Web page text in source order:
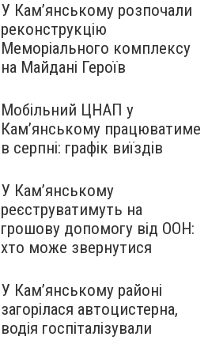
У Кам’янському розпочали
реконструкцію
Меморіального комплексу
на Майдані Героїв
Мобільний ЦНАП у
Кам’янському працюватиме
в серпні: графік виїздів
У Кам’янському
реєструватимуть на
грошову допомогу від ООН:
хто може звернутися
У Кам’янському районі
загорілася автоцистерна,
водія госпіталізували